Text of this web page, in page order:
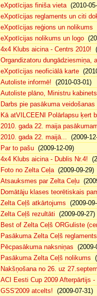
eXpotīcijas finiša vieta(2010-
eXpotīcijas reglaments un citi
eXpotīcijas reģions un nolikums
eXpotīcijas nolikums un logo
4x4 Klubs aicina - Centrs 2010!
Organdizatoru dungādziesmiņa,
eXpotīcijas neoficiālā karte
Autoliste informē! (2010-03-01)
Autoliste plāno, Ministru
Darbs pie pasākuma
Kā atVILCEENI Polārlapsu ķert
2010. gada 22. maija
2010. gada 22. maijā... (2009-
Par to pašu (2009-12-09)
4x4 Klubs aicina - Dublis Nr.4!
Foto no Zelta Ceļa(2009-09-29)
Atsauksmes par Zelta Ceļu
Domātāju klases teorētiskais
Zelta Ceļš atkārtojums (2009-
Zelta Ceļš rezultāti (2009-09-27)
Best of Zelta Ceļš ORGuliste
Pasākuma Zelta Ceļš reglaments
Pēcpasākuma naksniņas (2009-
Pasākuma Zelta Ceļš nolikums
Nakšņošana no 26. uz
ACI Eesti Cup 2009 Afterpārtijs -
GSS'2009 atcelts! (2009-07-31)